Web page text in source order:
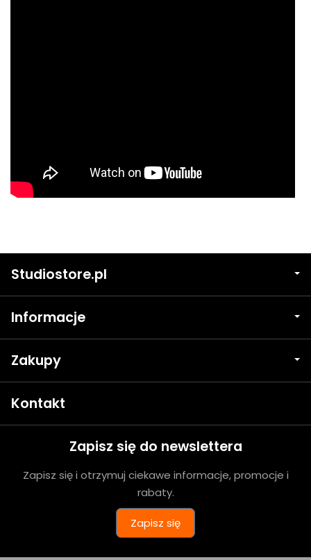
Studiostore.pl
Informacje
Zakupy
Kontakt
Zapisz się do newslettera
Zapisz się i otrzymuj ciekawe informacje, promocje i
rabaty.
Zapisz się